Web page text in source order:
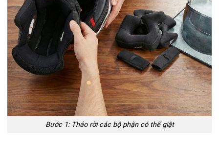
Bước 1: Tháo rời các bộ phận có thể giặt